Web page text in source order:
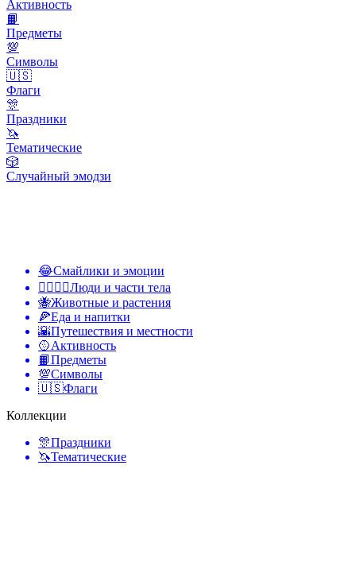
Активность
📙
Предметы
💯
Символы
🇺🇸
Флаги
🎊
Праздники
🦄
Тематические
🎲
Случайный эмодзи
😂Смайлики и эмоции
👩‍❤️‍💋‍👨Люди и части тела
🐝Животные и растения
🍕Еда и напитки
🌇Путешествия и местности
🥎Активность
📙Предметы
💯Символы
🇺🇸Флаги
Коллекции
🎊Праздники
🦄Тематические